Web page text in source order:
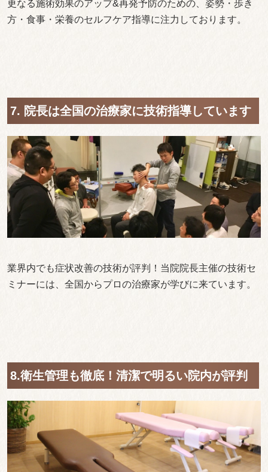
更なる施術効果のアップ&再発予防のための、姿勢・歩き
方・食事・栄養のセルフケア指導に注力しております。
7. 院長は全国の治療家に技術指導しています
業界内でも症状改善の技術が評判！当院院長主催の技術セ
ミナーには、全国からプロの治療家が学びに来ています。
8.衛生管理も徹底！清潔で明るい院内が評判